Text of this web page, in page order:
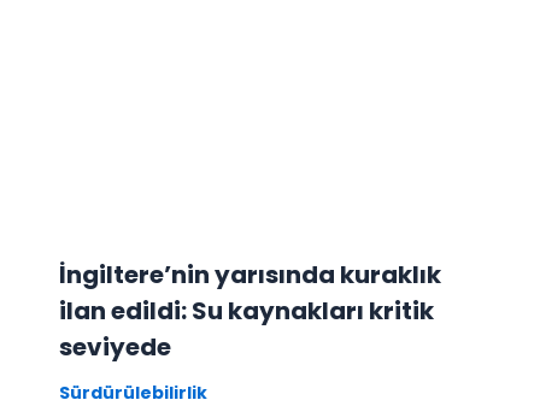
İngiltere’nin yarısında kuraklık
ilan edildi: Su kaynakları kritik
seviyede
Sürdürülebilirlik